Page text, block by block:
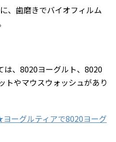
、歯磨きでバイオフィルム
は、8020ヨーグルト、8020
トやマウスウォッシュがあり
ーグルティアで8020ヨーグ